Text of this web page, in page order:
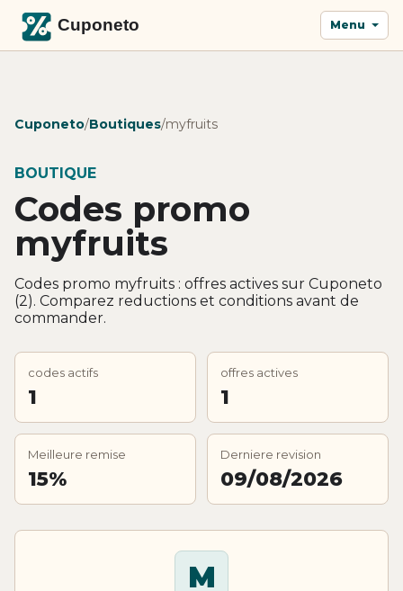
Menu
Cuponeto/Boutiques/myfruits
BOUTIQUE
Codes promo
myfruits
Codes promo myfruits : offres actives sur Cuponeto
(2). Comparez reductions et conditions avant de
commander.
codes actifs
1
offres actives
1
Meilleure remise
15%
Derniere revision
09/08/2026
M